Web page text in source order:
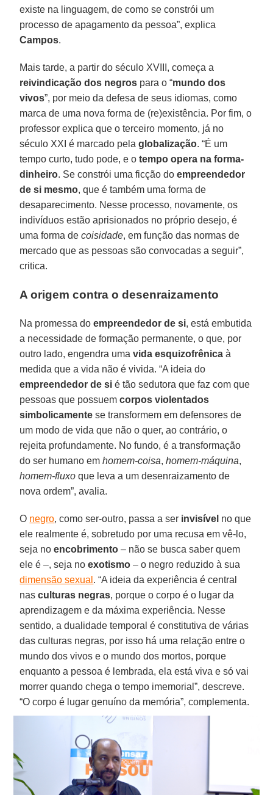
existe na linguagem, de como se constrói um
processo de apagamento da pessoa”, explica
Campos.
Mais tarde, a partir do século XVIII, começa a
reivindicação dos negros para o “mundo dos
vivos”, por meio da defesa de seus idiomas, como
marca de uma nova forma de (re)existência. Por fim, o
professor explica que o terceiro momento, já no
século XXI é marcado pela globalização. “É um
tempo curto, tudo pode, e otempo opera na forma-
dinheiro. Se constrói uma ficção do empreendedor
de si mesmo, que é também uma forma de
desaparecimento. Nesse processo, novamente, os
indivíduos estão aprisionados no próprio desejo, é
uma forma decoisidade, em função das normas de
mercado que as pessoas são convocadas a seguir”,
critica.
A origem contra o desenraizamento
Na promessa doempreendedor de si, está embutida
a necessidade de formação permanente, o que, por
outro lado, engendra umavida esquizofrênica à
medida que a vida não é vivida. “A ideia do
empreendedor de sié tão sedutora que faz com que
pessoas que possuem corpos violentados
simbolicamente se transformem em defensores de
um modo de vida que não o quer, ao contrário, o
rejeita profundamente. No fundo, é a transformação
do ser humano emhomem-coisa,homem-máquina,
homem-fluxo que leva a um desenraizamento de
nova ordem”, avalia.
O negro, como ser-outro, passa a ser invisível no que
ele realmente é, sobretudo por uma recusa em vê-lo,
seja noencobrimento – não se busca saber quem
ele é –, seja noexotismo – o negro reduzido à sua
dimensão sexual . “A ideia da experiência é central
nas culturas negras, porque o corpo é o lugar da
aprendizagem e da máxima experiência. Nesse
sentido, a dualidade temporal é constitutiva de várias
das culturas negras, por isso há uma relação entre o
mundo dos vivos e o mundo dos mortos, porque
enquanto a pessoa é lembrada, ela está viva e só vai
morrer quando chega o tempo imemorial”, descreve.
“O corpo é lugar genuíno da memória”, complementa.